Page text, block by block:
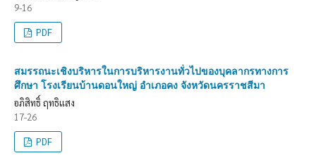
9-16
PDF
สมรรถนะเชิงบริหารในการบริหารงานทั่วไปของบุคลากรทางการ
ศึกษา โรงเรียนบ้านดอนใหญ่ อำเภอคง จังหวัดนครราชสีมา
อภิสิทธิ์ ฤทธิแสง
17-26
PDF